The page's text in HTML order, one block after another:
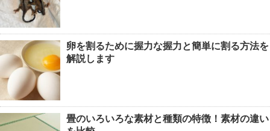
卵を割るために握力な握力と簡単に割る方法を
解説します
畳のいろいろな素材と種類の特徴！素材の違い